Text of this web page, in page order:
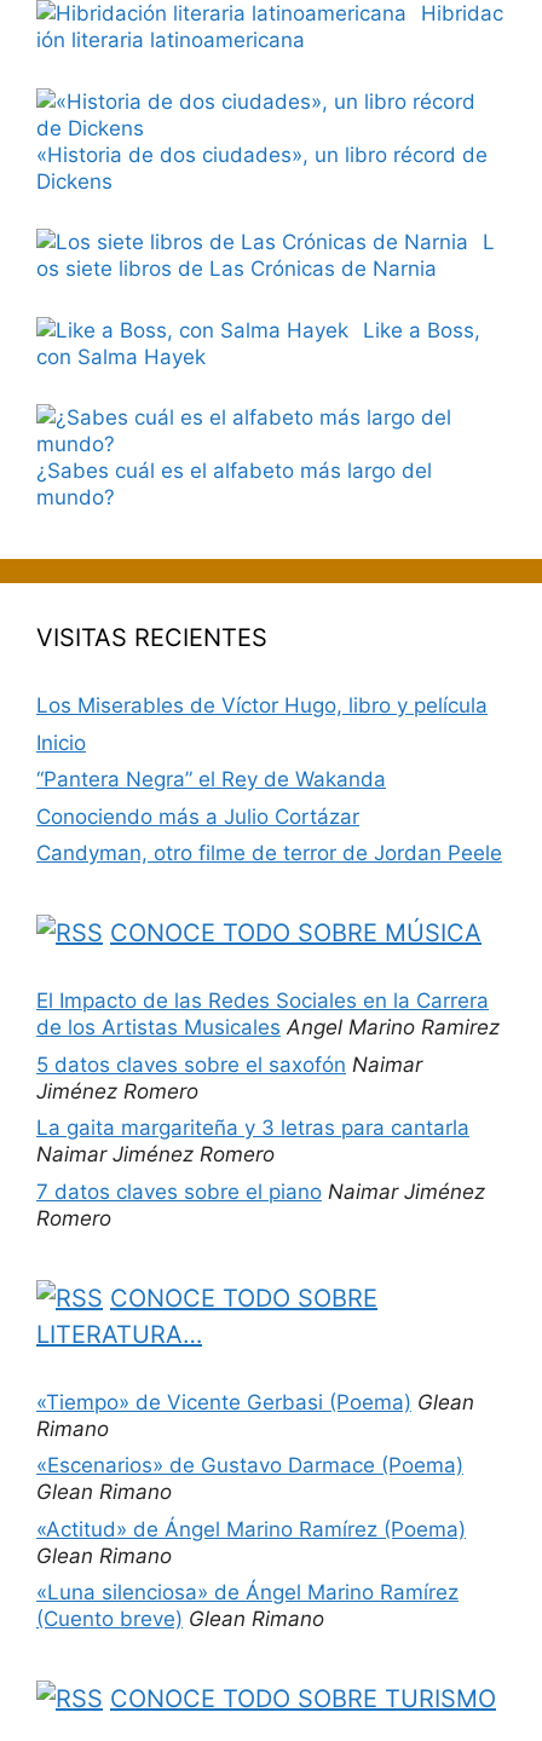
Hibridac
ión literaria latinoamericana
«Historia de dos ciudades», un libro récord de
Dickens
L
os siete libros de Las Crónicas de Narnia
Like a Boss,
con Salma Hayek
¿Sabes cuál es el alfabeto más largo del
mundo?
VISITAS RECIENTES
Los Miserables de Víctor Hugo, libro y película
Inicio
“Pantera Negra” el Rey de Wakanda
Conociendo más a Julio Cortázar
Candyman, otro filme de terror de Jordan Peele
CONOCE TODO SOBRE MÚSICA
El Impacto de las Redes Sociales en la Carrera
de los Artistas Musicales Angel Marino Ramirez
5 datos claves sobre el saxofón Naimar
Jiménez Romero
La gaita margariteña y 3 letras para cantarla
Naimar Jiménez Romero
7 datos claves sobre el piano Naimar Jiménez
Romero
CONOCE TODO SOBRE
LITERATURA…
«Tiempo» de Vicente Gerbasi (Poema) Glean
Rimano
«Escenarios» de Gustavo Darmace (Poema)
Glean Rimano
«Actitud» de Ángel Marino Ramírez (Poema)
Glean Rimano
«Luna silenciosa» de Ángel Marino Ramírez
(Cuento breve) Glean Rimano
CONOCE TODO SOBRE TURISMO